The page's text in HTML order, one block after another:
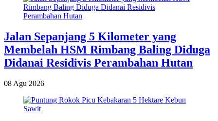
Jalan Sepanjang 5 Kilometer yang
Membelah HSM Rimbang Baling Diduga
Didanai Residivis Perambahan Hutan
08 Agu 2026